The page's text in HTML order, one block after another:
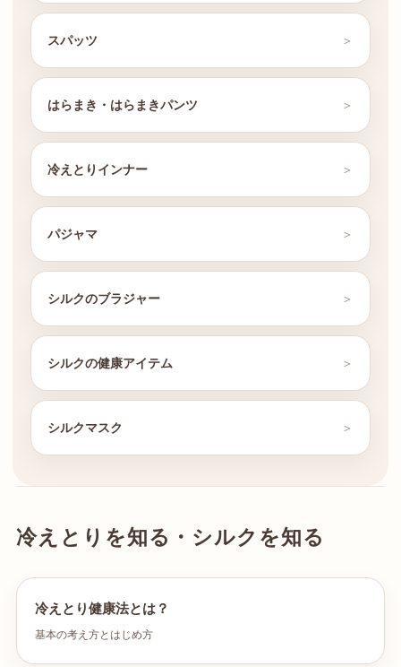
スパッツ
はらまき・はらまきパンツ
冷えとりインナー
パジャマ
シルクのブラジャー
シルクの健康アイテム
シルクマスク
冷えとりを知る・シルクを知る
冷えとり健康法とは？
基本の考え方とはじめ方